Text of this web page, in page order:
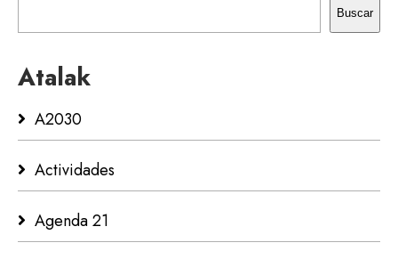
Buscar
Atalak
A2030
Actividades
Agenda 21